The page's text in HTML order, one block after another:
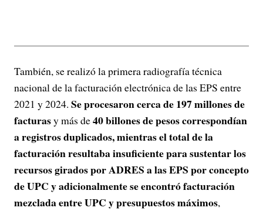
También, se realizó la primera radiografía técnica
nacional de la facturación electrónica de las EPS entre
2021 y 2024. Se procesaron cerca de 197 millones de
facturasy más de40 billones de pesos correspondían
a registros duplicados, mientras el total de la
facturación resultaba insuficiente para sustentar los
recursos girados por ADRES a las EPS por concepto
de UPC y adicionalmente se encontró facturación
mezclada entre UPC y presupuestos máximos,